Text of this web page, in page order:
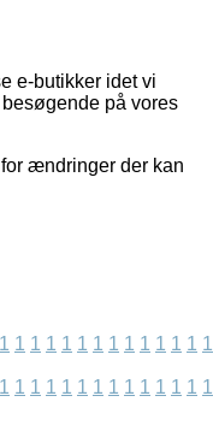
e-butikker idet vi
på vores
ændringer der kan
1 1 1 1 1 1 1 1 1 1 1 1 1 1
1 1 1 1 1 1 1 1 1 1 1 1 1 1